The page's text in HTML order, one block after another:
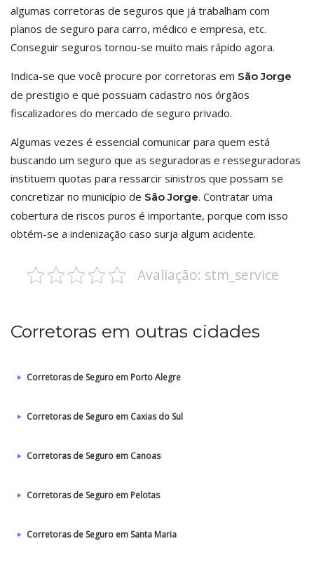
algumas corretoras de seguros que já trabalham com
planos de seguro para carro, médico e empresa, etc.
Conseguir seguros tornou-se muito mais rápido agora.
Indica-se que você procure por corretoras em São Jorge
de prestigio e que possuam cadastro nos órgãos
fiscalizadores do mercado de seguro privado.
Algumas vezes é essencial comunicar para quem está
buscando um seguro que as seguradoras e resseguradoras
instituem quotas para ressarcir sinistros que possam se
concretizar no município de São Jorge. Contratar uma
cobertura de riscos puros é importante, porque com isso
obtém-se a indenização caso surja algum acidente.
Avaliação: stm_service
Corretoras em outras cidades
Corretoras de Seguro em Porto Alegre
Corretoras de Seguro em Caxias do Sul
Corretoras de Seguro em Canoas
Corretoras de Seguro em Pelotas
Corretoras de Seguro em Santa Maria